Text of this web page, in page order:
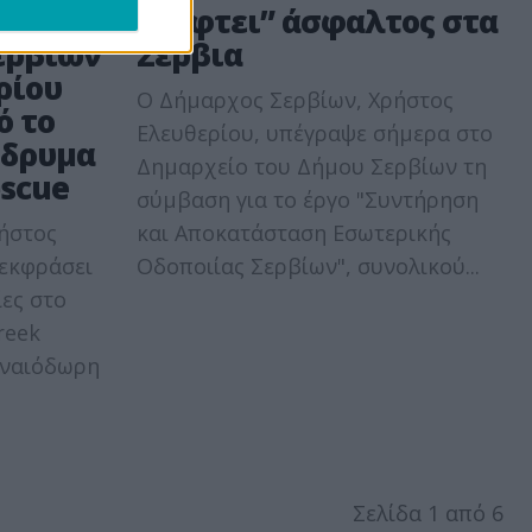
το
στο
“Πέφτει” άσφαλτος στα
Σέρβια
Ο Δήμαρχος Σερβίων, Χρήστος
Ελευθερίου, υπέγραψε σήμερα στο
Δημαρχείο του Δήμου Σερβίων τη
σύμβαση για το έργο "Συντήρηση
και Αποκατάσταση Εσωτερικής
Οδοποιίας Σερβίων", συνολικού...
Σελίδα 1 από 6